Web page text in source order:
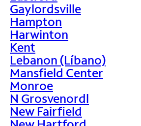
Gaylordsville
Hampton
Harwinton
Kent
Lebanon (Líbano)
Mansfield Center
Monroe
N Grosvenordl
New Fairfield